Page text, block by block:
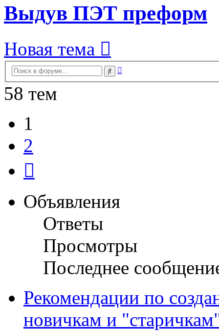
Выдув ПЭТ преформ
Новая тема
Поиск
58 тем
1
2
Объявления
Ответы
Просмотры
Последнее
Рекомендации по
новичкам и